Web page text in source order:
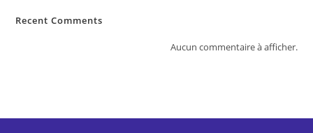
Recent Comments
Aucun commentaire à afficher.